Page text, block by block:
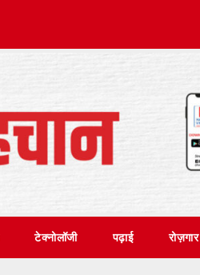
टेक्नोलॉजी पढ़ाई रोज़गार